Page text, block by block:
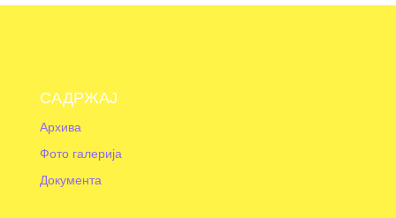
САДРЖАЈ
Архива
Фото галерија
Документа